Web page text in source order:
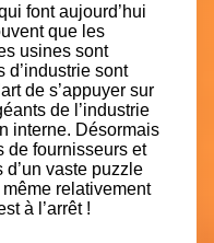
font aujourd’hui
que les
usines sont
d’industrie sont
de s’appuyer sur
de l’industrie
interne. Désormais
de fournisseurs et
vaste puzzle
relativement
à l’arrêt !